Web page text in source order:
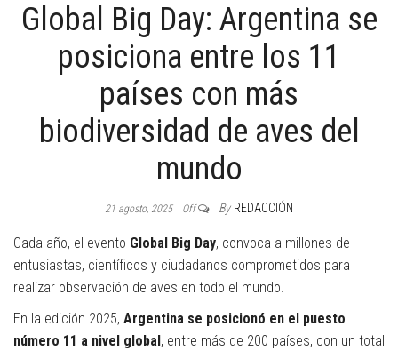
Global Big Day: Argentina se
posiciona entre los 11
países con más
biodiversidad de aves del
mundo
21 agosto, 2025 Off By REDACCIÓN
Cada año, el evento Global Big Day, convoca a millones de
entusiastas, científicos y ciudadanos comprometidos para
realizar observación de aves en todo el mundo.
En la edición 2025, Argentina se posicionó en el puesto
número 11 a nivel global, entre más de 200 países, con un total